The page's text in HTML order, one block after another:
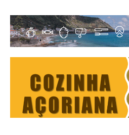
content
Cultura Gastronómica dos